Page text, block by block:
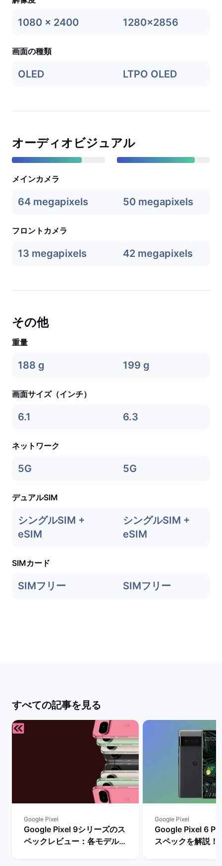
1080 x 2400 1280x2856
画面の種類
OLED LTPO OLED
オーディオビジュアル
メインカメラ
64 megapixels 50 megapixels
フロントカメラ
13 megapixels 42 megapixels
その他
重量
188 g 199 g
画面サイズ（インチ）
6.1 6.3
ネットワーク
5G 5G
デュアルSIM
シングルSIM +
eSIM
シングルSIM +
eSIM
SIMカード
SIMフリー SIMフリー
すべての記事を見る
Google Pixel
Google Pixel 9シリーズのス
ペックレビュー：各モデルの
Google Pixel
Google Pixel 6
スペックを解説！